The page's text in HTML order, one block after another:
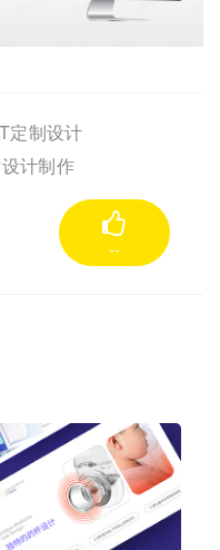
定制设计
计制作
--